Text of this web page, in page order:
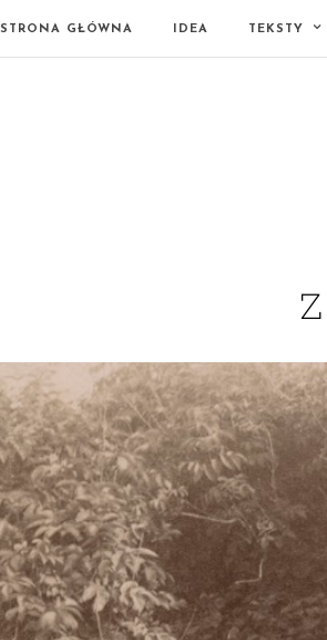
STRONA GŁÓWNA IDEA TEKSTY